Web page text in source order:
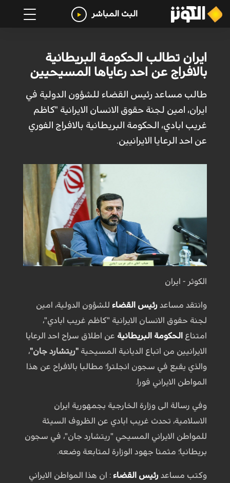
البث المباشر
ايران تطالب الحكومة البريطانية
بالافراج عن احد رعاياها المسيحيين
طالب مساعد رئيس القضاء للشؤون الدولية في
ايران، امين لجنة حقوق الانسان الايرانية "كاظم
غريب ابادي، الحكومة البريطانية بالافراج الفوري
عن احد الرعايا الايرانيين.
الكوثر - ايران
وانتقد مساعد رئيس القضاءللشؤون الدولية، امين
لجنة حقوق الانسان الايرانية "كاظم غريب ابادي"،
امتناع الحكومة البريطانية عن اطلاق سراح احد الرعايا
الايرانيين من اتباع الديانية المسيحية "ريتشارد جان"،
والذي يقبع في سجون انجلترا؛ مطالبا بالافراح عن هذا
المواطن الايراني فورا.
وفي رسالة الى وزارة الخارجية بجمهورية ايران
الاسلامية، تحدث غريب ابادي عن الظروف السيئة
للمواطن الايراني المسيحي "ريتشارد جان"، في سجون
بريطانيا؛ مثمنا جهود الوزارة لمتابعة وضعه.
وكتب مساعد رئيس القضاء: ان هذا المواطن الايراني